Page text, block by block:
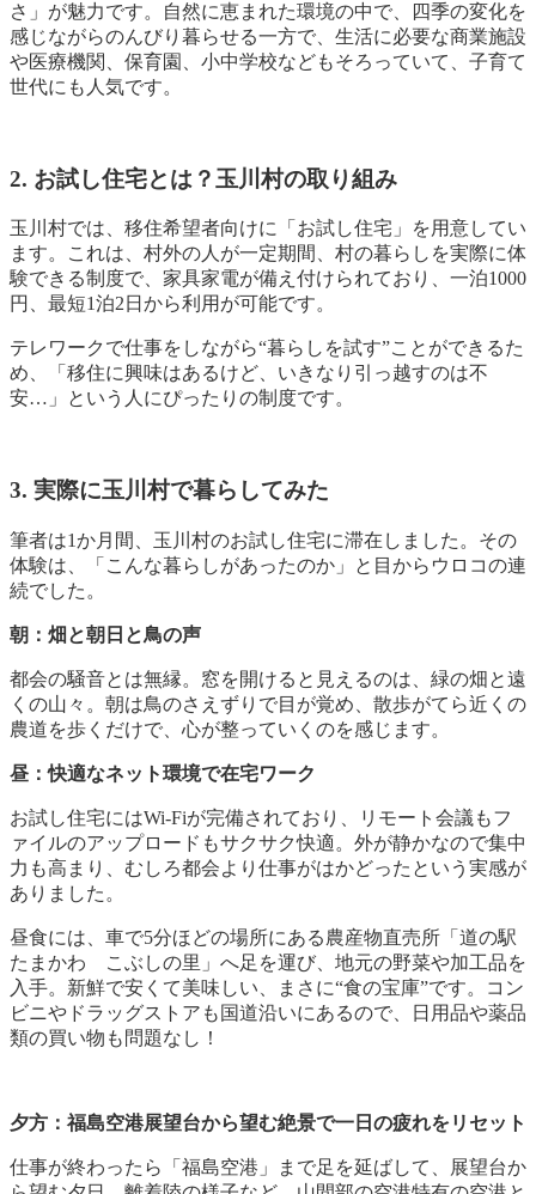
さ」が魅力です。自然に恵まれた環境の中で、四季の変化を
感じながらのんびり暮らせる一方で、生活に必要な商業施設
や医療機関、保育園、小中学校などもそろっていて、子育て
世代にも人気です。
2. お試し住宅とは？玉川村の取り組み
玉川村では、移住希望者向けに「お試し住宅」を用意してい
ます。
これは、村外の人が一定期間、村の暮らしを実際に体
験できる制度で、家具家電が備え付けられており、一泊1000
円、最短1泊2日から利用が可能です。
テレワークで仕事をしながら“暮らしを試す”ことができるた
め、「移住に興味はあるけど、いきなり引っ越すのは不
安…」という人にぴったりの制度です。
3. 実際に玉川村で暮らしてみた
筆者は1か月間、玉川村のお試し住宅に滞在しました。 その
体験は、「こんな暮らしがあったのか」と目からウロコの連
続でした。
朝：畑と朝日と鳥の声
都会の騒音とは無縁。窓を開けると見えるのは、緑の畑と遠
くの山々。朝は鳥のさえずりで目が覚め、散歩がてら近くの
農道を歩くだけで、心が整っていくのを感じます。
昼：快適なネット環境で在宅ワーク
お試し住宅にはWi-Fiが完備されており、リモート会議もフ
ァイルのアップロードもサクサク快適。 外が静かなので集中
力も高まり、むしろ都会より仕事がはかどったという実感が
ありました。
昼食には、車で5分ほどの場所にある農産物直売所「道の駅
たまかわ こぶしの里」へ足を運び、地元の野菜や加工品を
入手。新鮮で安くて美味しい、まさに“食の宝庫”です。
コン
ビニやドラッグストアも国道沿いにあるので、日用品や薬品
類の買い物も問題なし！
夕方：福島空港展望台から望む絶景で一日の疲れをリセット
仕事が終わったら「福島空港」まで足を延ばして、展望台か